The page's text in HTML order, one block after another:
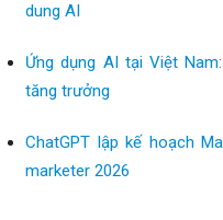
dung AI
Ứng dụng AI tại Việt
tăng trưởng
ChatGPT lập kế hoạch
marketer 2026